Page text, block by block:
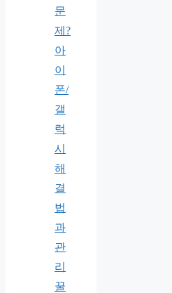
문
제?
아
이
폰/
갤
럭
시
해
결
법
과
관
리
꿀